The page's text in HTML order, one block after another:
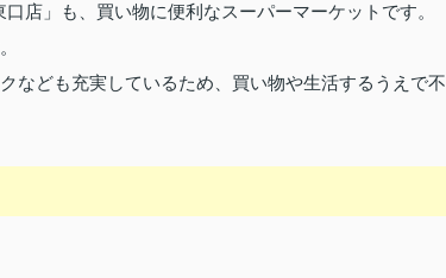
店」も、買い物に便利なスーパーマーケットです。
なども充実しているため、買い物や生活するうえで不